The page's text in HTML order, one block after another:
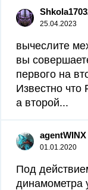
25.04.2023
вычеслите
вы
первого на
Известно что
а второй...
agentWINX
01.01.2020
Под
динамометра